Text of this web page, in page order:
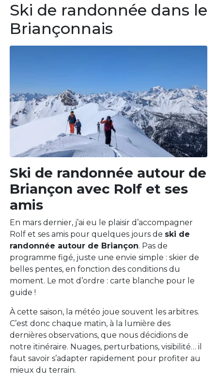
Ski de randonnée dans le
Briançonnais
Ski de randonnée autour de
Briançon avec Rolf et ses
amis
En mars dernier, j’ai eu le plaisir d’accompagner
Rolf et ses amis pour quelques jours de ski de
randonnée autour de Briançon. Pas de
programme figé, juste une envie simple : skier de
belles pentes, en fonction des conditions du
moment. Le mot d’ordre : carte blanche pour le
guide !
À cette saison, la météo joue souvent les arbitres.
C’est donc chaque matin, à la lumière des
dernières observations, que nous décidions de
notre itinéraire. Nuages, perturbations, visibilité… il
faut savoir s’adapter rapidement pour profiter au
mieux du terrain.